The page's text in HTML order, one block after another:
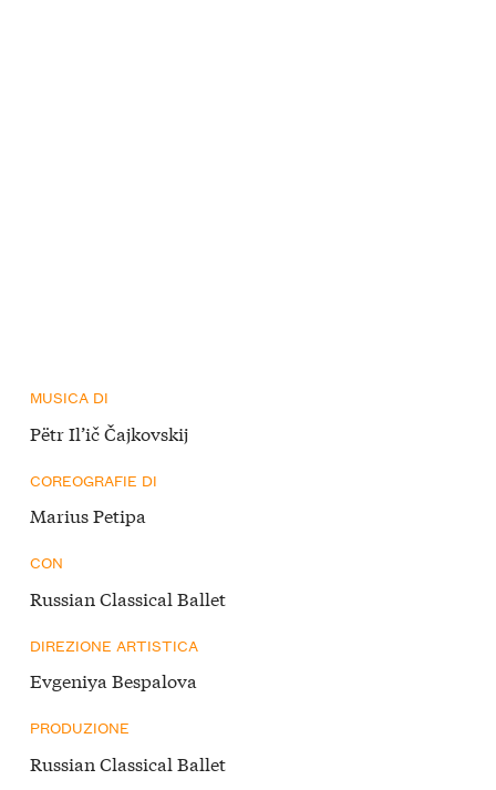
MUSICA DI
Pëtr Il’ič Čajkovskij
COREOGRAFIE DI
Marius Petipa
CON
Russian Classical Ballet
DIREZIONE ARTISTICA
Evgeniya Bespalova
PRODUZIONE
Russian Classical Ballet